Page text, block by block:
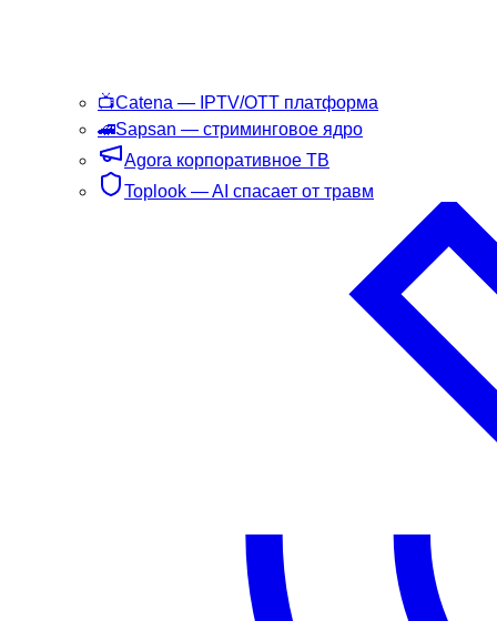
📺Catena — IPTV/OTT платформа
🚄Sapsan — стриминговое ядро
Agora корпоративное ТВ
Toplook — AI спасает от травм